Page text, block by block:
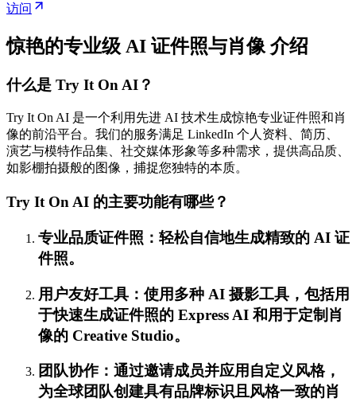
访问
惊艳的专业级 AI 证件照与肖像 介绍
什么是 Try It On AI？
Try It On AI 是一个利用先进 AI 技术生成惊艳专业证件照和肖
像的前沿平台。我们的服务满足 LinkedIn 个人资料、简历、
演艺与模特作品集、社交媒体形象等多种需求，提供高品质、
如影棚拍摄般的图像，捕捉您独特的本质。
Try It On AI 的主要功能有哪些？
专业品质证件照：轻松自信地生成精致的 AI 证
件照。
用户友好工具：使用多种 AI 摄影工具，包括用
于快速生成证件照的 Express AI 和用于定制肖
像的 Creative Studio。
团队协作：通过邀请成员并应用自定义风格，
为全球团队创建具有品牌标识且风格一致的肖